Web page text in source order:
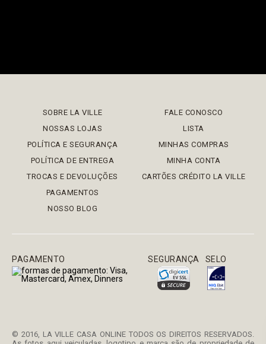
SOBRE LA VILLE
NOSSAS LOJAS
POLÍTICA E SEGURANÇA
POLÍTICA DE ENTREGA
TROCAS E DEVOLUÇÕES
PAGAMENTOS
NOSSO BLOG
FALE CONOSCO
LISTA
MINHAS COMPRAS
MINHA CONTA
CARTÕES CRÉDITO LA VILLE
PAGAMENTO SEGURANÇA SELO
© 2016, LA VILLE CASA ONLINE TODOS OS DIREITOS RESERVADOS.